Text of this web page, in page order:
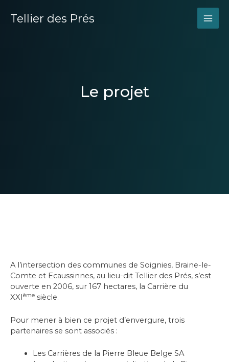
Tellier des Prés
Le projet
A l’intersection des communes de Soignies, Braine-le-
Comte et Ecaussinnes, au lieu-dit Tellier des Prés, s’est
ouverte en 2006, sur 167 hectares, la Carrière du
XXIème siècle.
Pour mener à bien ce projet d’envergure, trois
partenaires se sont associés :
Les Carrières de la Pierre Bleue Belge SA